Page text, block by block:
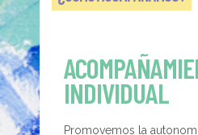
INDIVIDUAL
Promovemos la